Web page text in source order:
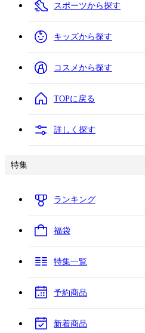
スポーツから探す
キッズから探す
コスメから探す
TOPに戻る
詳しく探す
特集
ランキング
福袋
特集一覧
予約商品
新着商品